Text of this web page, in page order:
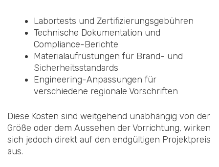
Labortests und Zertifizierungsgebühren
Technische Dokumentation und
Compliance-Berichte
Materialaufrüstungen für Brand- und
Sicherheitsstandards
Engineering-Anpassungen für
verschiedene regionale Vorschriften
Diese Kosten sind weitgehend unabhängig von der
Größe oder dem Aussehen der Vorrichtung, wirken
sich jedoch direkt auf den endgültigen Projektpreis
aus.